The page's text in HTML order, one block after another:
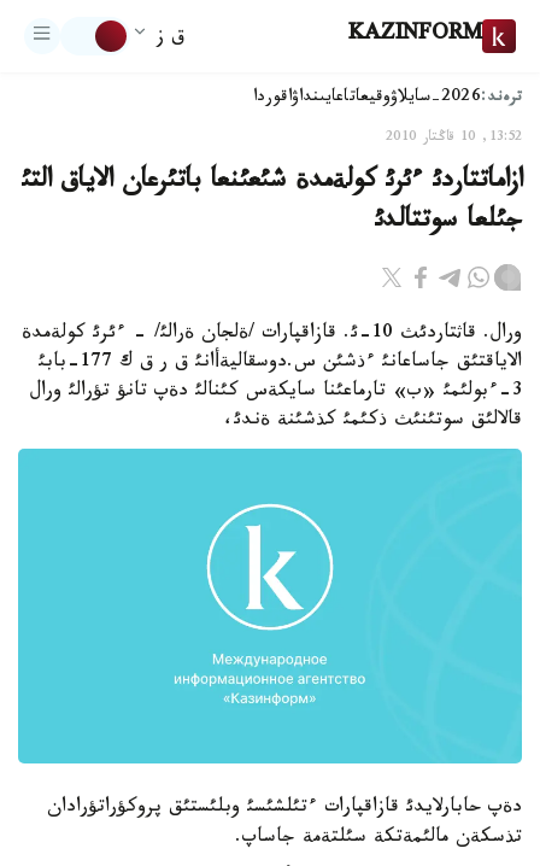
KAZINFORM ق ز
ترەند:2026-سايلاۋ وقيعاتاعايىنداۋاقوردا
13:52, 10 قاڭتار 2010
ازاماتتاردئ ءئرئ كولةمدة شئعئنعا باتئرعان الاياق التئ
جئلعا سوتتالدئ
ورال. قاثتاردئث 10-ئ. قازاقپارات /ةلجان ةرالئ/ - ءئرئ كولةمدة
الاياقتئق جاساعانئ ءذشئن س.دوسقاليةأانئ ق ر ق ك 177-بابئ
3-ءبولئمئ «ب» تارماعئنا سايكةس كئنالئ دةپ تانؤ تؤرالئ ورال
قالالئق سوتئنئث ذكئمئ كذشئنة ةندئ،
دةپ حابارلايدئ قازاقپارات ءتئلشئسئ وبلئستئق پروكؤراتؤرادان
تذسكةن مالئمةتكة سئلتةمة جاساپ.